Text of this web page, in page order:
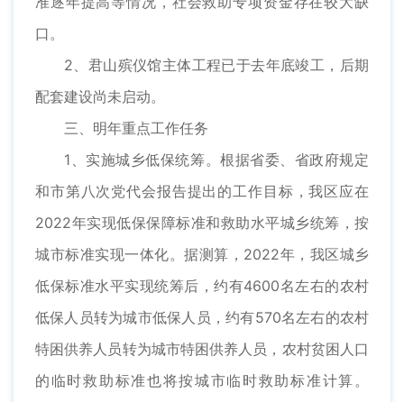
口。
2、君山殡仪馆主体工程已于去年底竣工，后期
配套建设尚未启动。
三、明年重点工作任务
1、实施城乡低保统筹。根据省委、省政府规定
和市第八次党代会报告提出的工作目标，我区应在
2022年实现低保保障标准和救助水平城乡统筹，按
城市标准实现一体化。据测算，2022年，我区城乡
低保标准水平实现统筹后，约有4600名左右的农村
低保人员转为城市低保人员，约有570名左右的农村
特困供养人员转为城市特困供养人员，农村贫困人口
的临时救助标准也将按城市临时救助标准计算。